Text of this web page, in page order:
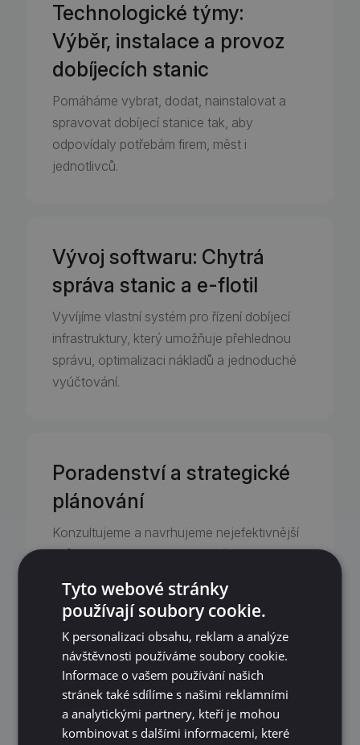
Technologické týmy:
Výběr, instalace a provoz
dobíjecích stanic
Pomáháme vybrat, dodat, nainstalovat a
spravovat dobíjecí stanice tak, aby
odpovídaly potřebám firem, měst i
jednotlivců.
Vývoj softwaru: Chytrá
správa stanic a e-flotil
Vyvíjíme vlastní systém pro řízení dobíjecí
infrastruktury, který umožňuje přehlednou
správu, optimalizaci nákladů a jednoduché
vyúčtování.
Poradenství a strategické
plánování
Konzultujeme a navrhujeme nejefektivnější
způsob, jak elektromobilitu začlenit do
výhodná.
Obchodní a zákaznická
podpora
Tyto webové stránky
používají soubory cookie.
K personalizaci obsahu, reklam a analýze
návštěvnosti používáme soubory cookie.
Informace o vašem používání našich
stránek také sdílíme s našimi reklamními
a analytickými partnery, kteří je mohou
kombinovat s dalšími informacemi, které